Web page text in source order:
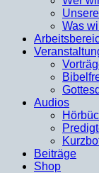
Was
Audios
Beiträge
Shop